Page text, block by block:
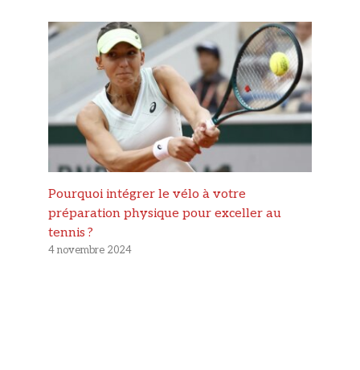
Pourquoi intégrer le vélo à votre
préparation physique pour exceller au
tennis ?
4 novembre 2024